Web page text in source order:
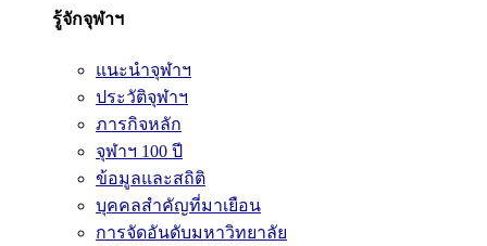
รู้จักจุฬาฯ
แนะนำจุฬาฯ
ประวัติจุฬาฯ
ภารกิจหลัก
จุฬาฯ 100 ปี
ข้อมูลและสถิติ
บุคคลสำคัญที่มาเยือน
การจัดอันดับมหาวิทยาลัย